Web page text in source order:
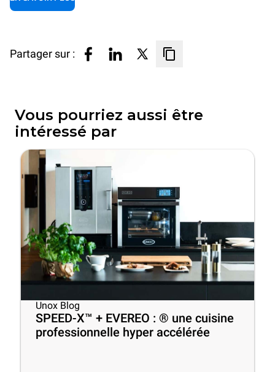
Partager sur :
Vous pourriez aussi être
intéressé par
Unox Blog
SPEED-X™ + EVEREO : ® une cuisine
professionnelle hyper accélérée